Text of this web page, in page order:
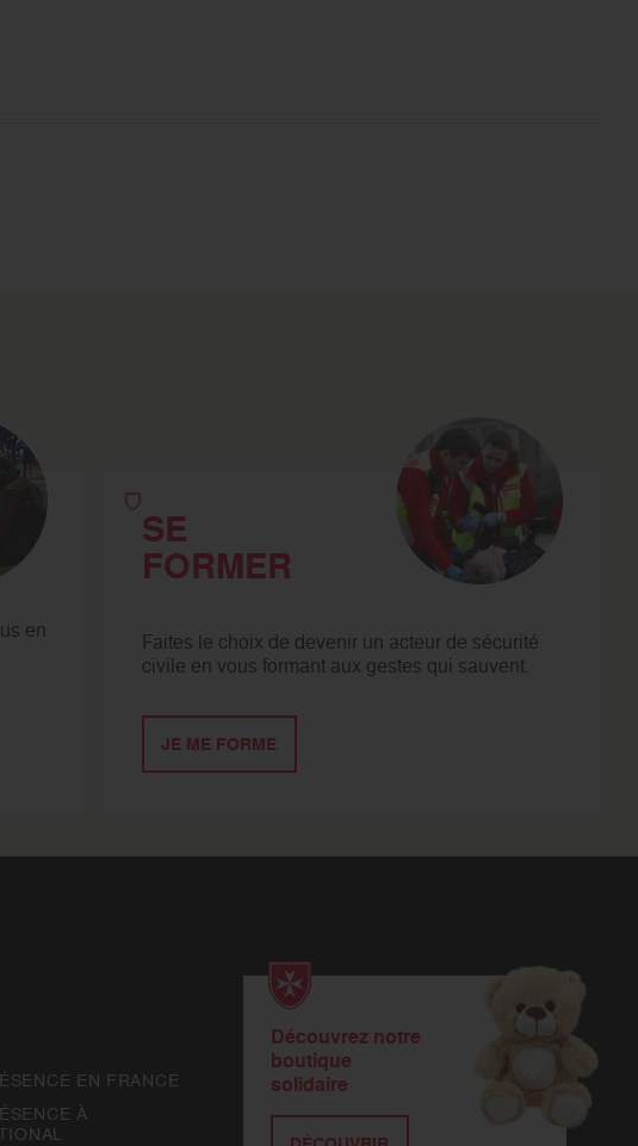
en
SE
FORMER
Faites le choix de devenir un acteur de sécurité
civile en vous formant aux gestes qui sauvent.
JE ME FORME
EN FRANCE
À
Découvrez notre
boutique
solidaire